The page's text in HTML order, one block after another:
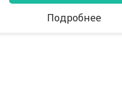
Подробнее